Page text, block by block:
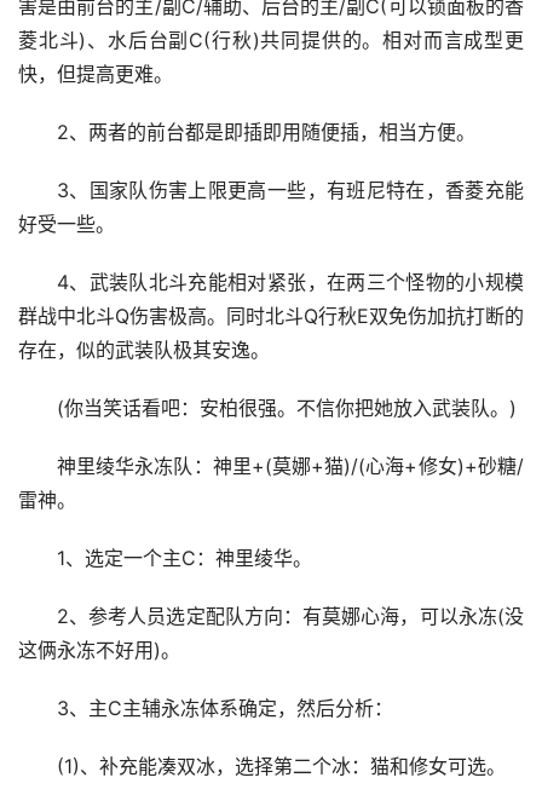
害是由前台的主/副C/辅助、后台的主/副C(可以锁面板的香
菱北斗)、水后台副C(行秋)共同提供的。相对而言成型更
快，但提高更难。
2、两者的前台都是即插即用随便插，相当方便。
3、国家队伤害上限更高一些，有班尼特在，香菱充能
好受一些。
4、武装队北斗充能相对紧张，在两三个怪物的小规模
群战中北斗Q伤害极高。同时北斗Q行秋E双免伤加抗打断的
存在，似的武装队极其安逸。
(你当笑话看吧：安柏很强。不信你把她放入武装队。)
神里绫华永冻队：神里+(莫娜+猫)/(心海+修女)+砂糖/
雷神。
1、选定一个主C：神里绫华。
2、参考人员选定配队方向：有莫娜心海，可以永冻(没
这俩永冻不好用)。
3、主C主辅永冻体系确定，然后分析：
(1)、补充能凑双冰，选择第二个冰：猫和修女可选。